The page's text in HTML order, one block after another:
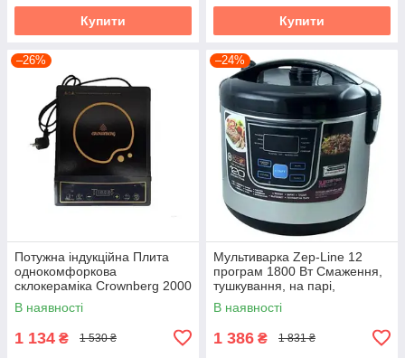
Купити Купити
–26%
Потужна індукційна Плита
однокомфоркова
склокераміка Crownberg 2000
Вт
В наявності
1 134 ₴ 1 530 ₴
–24%
Мультиварка Zep-Line 12
програм 1800 Вт Смаження,
тушкування, на парі,
йогуртниця
В наявності
1 386 ₴ 1 831 ₴